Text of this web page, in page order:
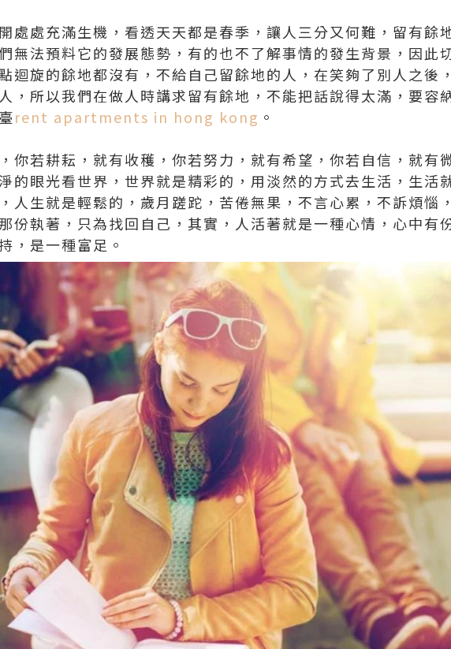
處處充滿生機，看透天天都是春季，讓人三分又何難，留有餘
無法預料它的發展態勢，有的也不了解事情的發生背景，因此
迴旋的餘地都沒有，不給自己留餘地的人，在笑夠了別人之後
，所以我們在做人時講求留有餘地，不能把話說得太滿，要容
rent apartments in hong kong 。
你若耕耘，就有收穫，你若努力，就有希望，你若自信，就有
的眼光看世界，世界就是精彩的，用淡然的方式去生活，生活
人生就是輕鬆的，歲月蹉跎，苦倦無果，不言心累，不訴煩惱
份執著，只為找回自己，其實，人活著就是一種心情，心中有
，是一種富足。